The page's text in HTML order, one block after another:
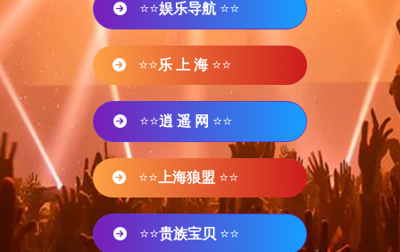
⭐⭐娱乐导航 ⭐⭐
⭐⭐乐 上 海 ⭐⭐
⭐⭐逍 遥 网 ⭐⭐
⭐⭐ 上海狼盟 ⭐⭐
⭐⭐贵族宝贝 ⭐⭐